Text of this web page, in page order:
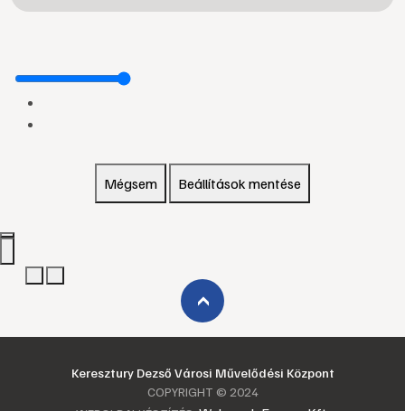
Mégsem Beállítások mentése
›
Keresztury Dezső Városi Művelődési Központ
COPYRIGHT © 2024